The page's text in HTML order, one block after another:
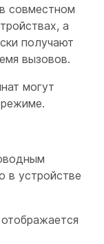
совместном
а
получают
вызовов.
могут
в устройстве